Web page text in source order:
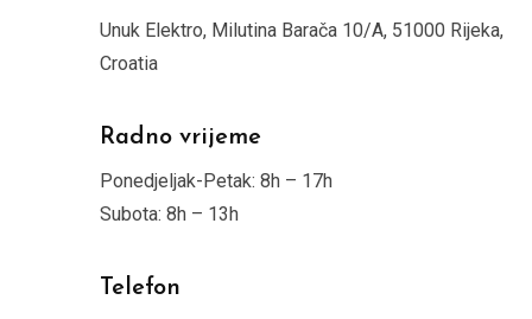
Unuk Elektro, Milutina Barača 10/A, 51000 Rijeka,
Croatia
Radno vrijeme
Ponedjeljak-Petak: 8h – 17h
Subota: 8h – 13h
Telefon